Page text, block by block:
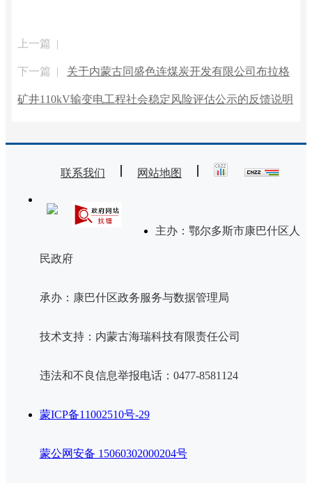
上一篇 |
下一篇 | 关于内蒙古同盛色连煤炭开发有限公司布拉格
矿井110kV输变电工程社会稳定风险评估公示的反馈说明
联系我们 网站地图
主办：鄂尔多斯市康巴什区人
民政府
承办：康巴什区政务服务与数据管理局
技术支持：内蒙古海瑞科技有限责任公司
违法和不良信息举报电话：0477-8581124
蒙ICP备11002510号-29
蒙公网安备 15060302000204号